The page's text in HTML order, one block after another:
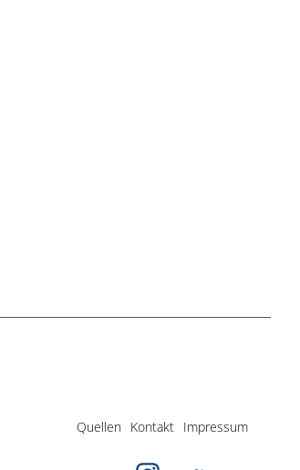
Quellen Kontakt Impressum